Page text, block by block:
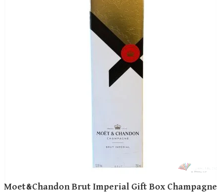
Moet&Chandon Brut Imperial Gift Box Champagne